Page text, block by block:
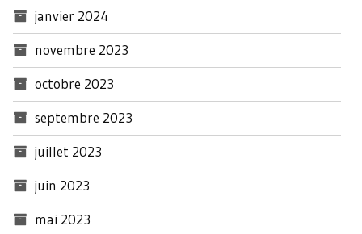
janvier 2024
novembre 2023
octobre 2023
septembre 2023
juillet 2023
juin 2023
mai 2023